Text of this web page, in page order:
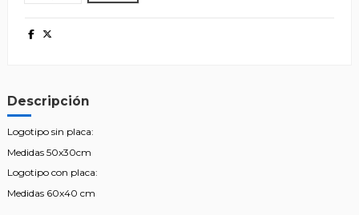
Descripción
Logotipo sin placa:
Medidas 50x30cm
Logotipo con placa:
Medidas 60x40 cm